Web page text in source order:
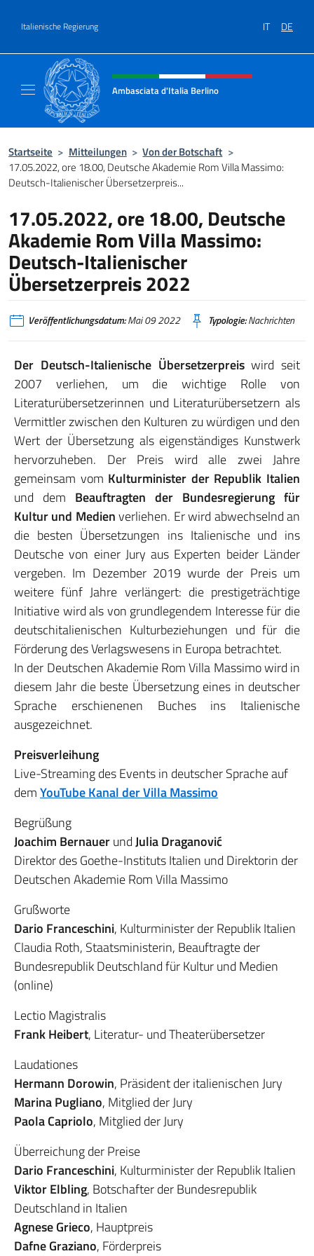
Italienische Regierung IT DE
Header-Site, Social und Menü
Ambasciata d'Italia Berlino
Startseite > Mitteilungen > Von der Botschaft >
17.05.2022, ore 18.00, Deutsche Akademie Rom Villa Massimo:
Deutsch-Italienischer Übersetzerpreis...
17.05.2022, ore 18.00, Deutsche
Akademie Rom Villa Massimo:
Deutsch-Italienischer
Übersetzerpreis 2022
Veröffentlichungsdatum:Mai 09 2022 Typologie:Nachrichten
Der Deutsch-Italienische Übersetzerpreiswird seit
2007 verliehen, um die wichtige Rolle von
Literaturübersetzerinnen und Literaturübersetzern als
Vermittler zwischen den Kulturen zu würdigen und den
Wert der Übersetzung als eigenständiges Kunstwerk
hervorzuheben. Der Preis wird alle zwei Jahre
gemeinsam vom Kulturminister der Republik Italien
und dem Beauftragten der Bundesregierung für
Kultur und Medienverliehen. Er wird abwechselnd an
die besten Übersetzungen ins Italienische und ins
Deutsche von einer Jury aus Experten beider Länder
vergeben. Im Dezember 2019 wurde der Preis um
weitere fünf Jahre verlängert: die prestigeträchtige
Initiative wird als von grundlegendem Interesse für die
deutschitalienischen Kulturbeziehungen und für die
Förderung des Verlagswesens in Europa betrachtet.
In der Deutschen Akademie Rom Villa Massimo wird in
diesem Jahr die beste Übersetzung eines in deutscher
Sprache erschienenen Buches ins Italienische
ausgezeichnet.
Preisverleihung
Live-Streaming des Events in deutscher Sprache auf
demYouTube Kanal der Villa Massimo
Begrüßung
Joachim BernauerundJulia Draganović
Direktor des Goethe-Instituts Italien und Direktorin der
Deutschen Akademie Rom Villa Massimo
Grußworte
Dario Franceschini, Kulturminister der Republik Italien
Claudia Roth, Staatsministerin, Beauftragte der
Bundesrepublik Deutschland für Kultur und Medien
(online)
Lectio Magistralis
Frank Heibert, Literatur- und Theaterübersetzer
Laudationes
Hermann Dorowin, Präsident der italienischen Jury
Marina Pugliano, Mitglied der Jury
Paola Capriolo, Mitglied der Jury
Überreichung der Preise
Dario Franceschini, Kulturminister der Republik Italien
Viktor Elbling, Botschafter der Bundesrepublik
Deutschland in Italien
Agnese Grieco, Hauptpreis
Dafne Graziano, Förderpreis